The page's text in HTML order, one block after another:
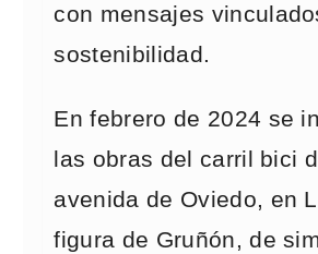
con mensajes
sostenibilidad.
En febrero de 2024 se
las obras del carril bici
avenida de Oviedo, en
figura de Gruñón, de